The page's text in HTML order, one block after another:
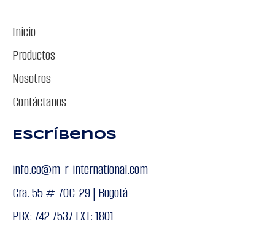
Inicio
Productos
Nosotros
Contáctanos
Escríbenos
info.co@m-r-international.com
Cra. 55 # 70C-29 | Bogotá
PBX: 742 7537 EXT: 1801